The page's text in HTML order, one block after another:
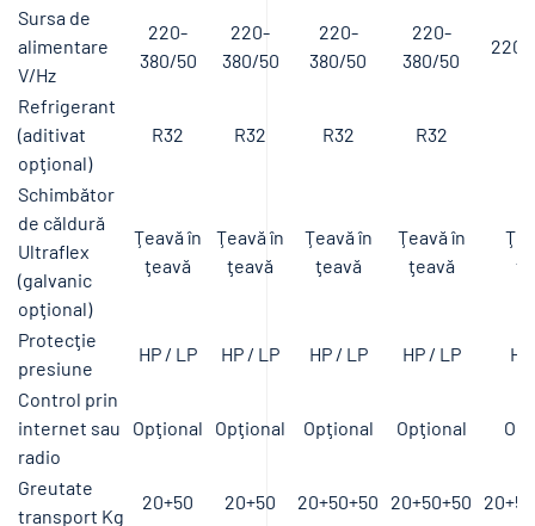
Sursa de
alimentare
V/Hz
220-
380/50
220-
380/50
220-
380/50
220-
380/50
220-
Refrigerant
(aditivat
opţional)
R32 R32 R32 R32
Schimbător
de căldură
Ultraflex
(galvanic
opţional)
Ţeavă în
ţeavă
Ţeavă în
ţeavă
Ţeavă în
ţeavă
Ţeavă în
ţeavă
Protecţie
presiune
HP / LP HP / LP HP / LP HP / LP
Control prin
internet sau
radio
Opţional Opţional Opţional Opţional
Greutate
transport Kg
20+50 20+50 20+50+50 20+50+50